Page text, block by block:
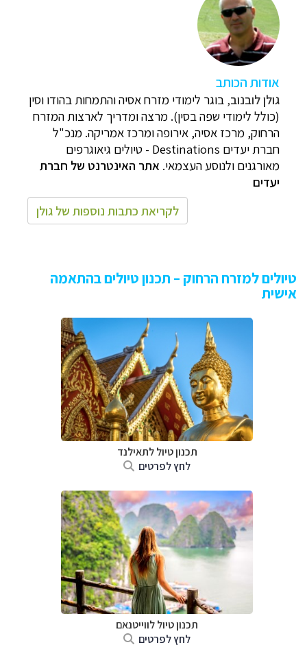
אודות הכותב
גולן לובנוב, בוגר לימודי מזרח אסיה והתמחות בהודו וסין
(כולל לימודי שפה בסין). מרצה ומדריך לארצות המזרח
הרחוק, מרכז אסיה, אירופה ומרכז אמריקה. מנכ"ל
חברתיעדים Destinations - טיולים גיאוגרפים
מאורגנים ולנוסע העצמאי. אתר האינטרנט של חברת
יעדים
לקריאת כתבות נוספות של גולן
טיולים למזרח הרחוק – תכנון טיולים בהתאמה
אישית
תכנון טיול לתאילנד
לחץ לפרטים
תכנון טיול לווייטנאם
לחץ לפרטים